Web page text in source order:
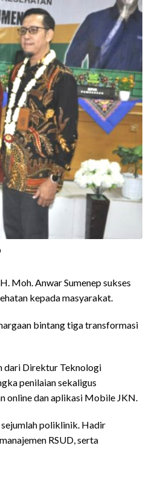
Moh. Anwar Sumenep sukses
kepada masyarakat.
bintang tiga transformasi
dari Direktur Teknologi
penilaian sekaligus
online dan aplikasi Mobile JKN.
sejumlah poliklinik. Hadir
RSUD, serta